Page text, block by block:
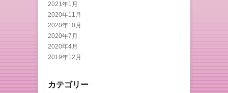
2021年1月
2020年11月
2020年10月
2020年7月
2020年4月
2019年12月
カテゴリー